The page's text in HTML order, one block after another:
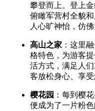
攀登而上。登上
俯瞰军营村全貌
人心旷神怡，仿佛
高山之家 ：这里
格特色，为游客
活方式，满足人
客放松身心、享受
樱花园 ：每到樱
便成为了一片粉